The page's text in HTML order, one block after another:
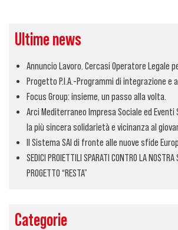
Ultime news
Annuncio Lavoro. Cercasi Operatore Legale
Progetto P.I.A.-Programmi di integrazione e
Focus Group: insieme, un passo alla volta.
Arci Mediterraneo Impresa Sociale ed Eventi
la più sincera solidarietà e vicinanza al
Il Sistema SAI di fronte alle nuove sfide
SEDICI PROIETTILI SPARATI CONTRO LA NOSTRA
PROGETTO “RESTA”
Categorie